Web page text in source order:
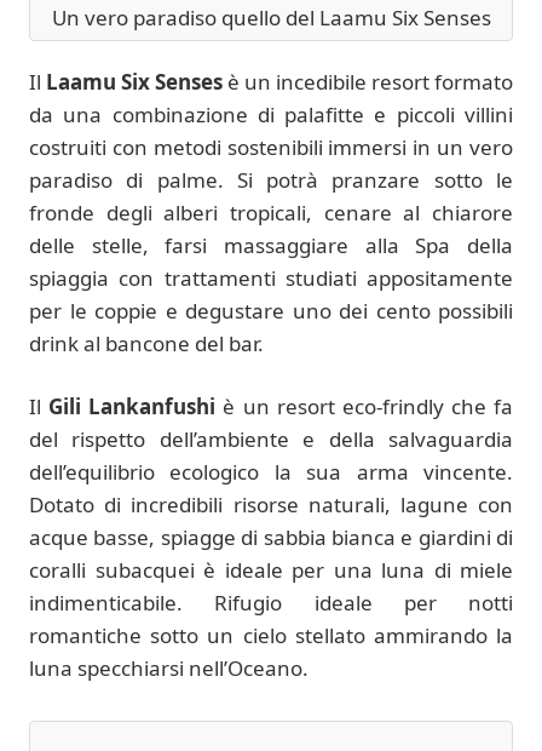
Un vero paradiso quello del Laamu Six Senses
Il Laamu Six Senses è un incedibile resort formato
da una combinazione di palafitte e piccoli villini
costruiti con metodi sostenibili immersi in un vero
paradiso di palme. Si potrà pranzare sotto le
fronde degli alberi tropicali, cenare al chiarore
delle stelle, farsi massaggiare alla Spa della
spiaggia con trattamenti studiati appositamente
per le coppie e degustare uno dei cento possibili
drink al bancone del bar.
Il Gili Lankanfushi è un resort eco-frindly che fa
del rispetto dell’ambiente e della salvaguardia
dell’equilibrio ecologico la sua arma vincente.
Dotato di incredibili risorse naturali, lagune con
acque basse, spiagge di sabbia bianca e giardini di
coralli subacquei è ideale per una luna di miele
indimenticabile. Rifugio ideale per notti
romantiche sotto un cielo stellato ammirando la
luna specchiarsi nell’Oceano.